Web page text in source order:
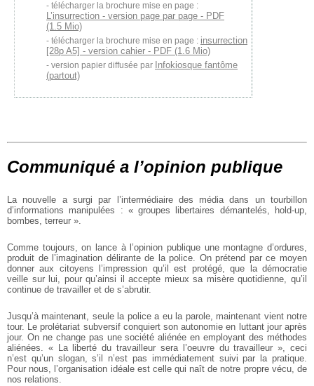
télécharger la brochure mise en page :
L’insurrection - version page par page - PDF
(1.5 Mio)
télécharger la brochure mise en page : insurrection
[28p A5] - version cahier - PDF (1.6 Mio)
version papier diffusée par Infokiosque fantôme
(partout)
Communiqué a l’opinion publique
La nouvelle a surgi par l’intermédiaire des média dans un tourbillon
d’informations manipulées : « groupes libertaires démantelés, hold-up,
bombes, terreur ».
Comme toujours, on lance à l’opinion publique une montagne d’ordures,
produit de l’imagination délirante de la police. On prétend par ce moyen
donner aux citoyens l’impression qu’il est protégé, que la démocratie
veille sur lui, pour qu’ainsi il accepte mieux sa misère quotidienne, qu’il
continue de travailler et de s’abrutir.
Jusqu’à maintenant, seule la police a eu la parole, maintenant vient notre
tour. Le prolétariat subversif conquiert son autonomie en luttant jour après
jour. On ne change pas une société aliénée en employant des méthodes
aliénées. « La liberté du travailleur sera l’oeuvre du travailleur », ceci
n’est qu’un slogan, s’il n’est pas immédiatement suivi par la pratique.
Pour nous, l’organisation idéale est celle qui naît de notre propre vécu, de
nos relations.